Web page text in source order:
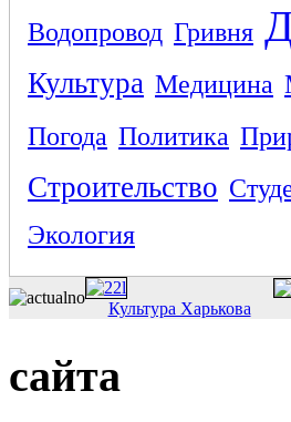
Водопровод Гривня
Культура Медицина
Погода Политика
Строительство
Экология
Культура Харькова
сайта